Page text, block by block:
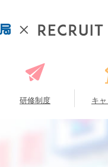
研修制度 キ